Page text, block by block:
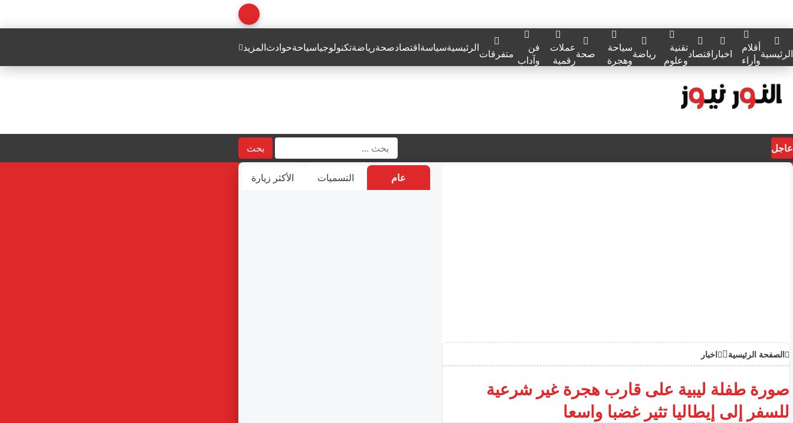
الرئيسيةأقلام
وأراء
اخبار اقتصادتقنية
وعلوم
رياضةسياحة
وهجرة
صحةعملات
رقمية
فن
وآداب متفرقاتالرئيسيةسياسةاقتصادصحةرياضةتكنولوجياسياحةحوادثالمزيد
عاجل بحث
الصفحة الرئيسية اخبار
صورة طفلة ليبية على قارب هجرة غير شرعية
للسفر إلى إيطاليا تثير غضبا واسعا
عام التسميات الأكثر زيارة